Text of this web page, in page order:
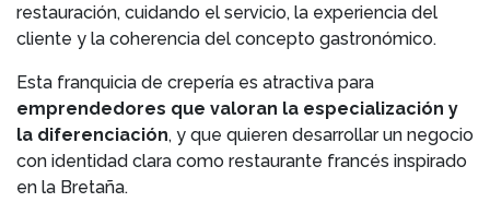
restauración, cuidando el servicio, la experiencia del
cliente y la coherencia del concepto gastronómico.
Esta franquicia de crepería es atractiva para
emprendedores que valoran la especialización y
la diferenciación, y que quieren desarrollar un negocio
con identidad clara como restaurante francés inspirado
en la Bretaña.